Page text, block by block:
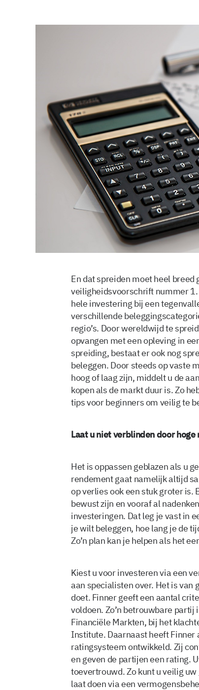
En dat spreiden moet heel breed
veiligheidsvoorschrift nummer
hele investering bij een
verschillende
regio’s. Door wereldwijd te
opvangen met een opleving in
spreiding, bestaat er ook nog
beleggen. Door steeds op vaste
hoog of laag zijn, middelt u de
kopen als de markt duur is. Zo
tips voor beginners om veilig te
Laat u niet verblinden door
Het is oppassen geblazen als u
rendement gaat namelijk altijd
op verlies ook een stuk groter is.
bewust zijn en vooraf al
investeringen. Dat leg je vast in
je wilt beleggen, hoe lang je de
Zo’n plan kan je helpen als het
Kiest u voor investeren via een
aan specialisten over. Het is van
doet. Finner geeft een aantal
voldoen. Zo’n betrouwbare
Financiële Markten, bij het
Institute. Daarnaast heeft
ratingsysteem ontwikkeld. Zij
en geven de partijen een rating.
toevertrouwd. Zo kunt u veilig
laat doen via een